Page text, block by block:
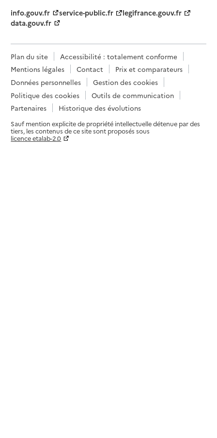
info.gouv.fr
service-public.fr
legifrance.gouv.fr
data.gouv.fr
Plan du site
Accessibilité : totalement conforme
Mentions légales
Contact
Prix et comparateurs
Données personnelles
Gestion des cookies
Politique des cookies
Outils de communication
Partenaires
Historique des évolutions
Sauf mention explicite de propriété intellectuelle détenue par des
tiers, les contenus de ce site sont proposés sous
licence etalab-2.0